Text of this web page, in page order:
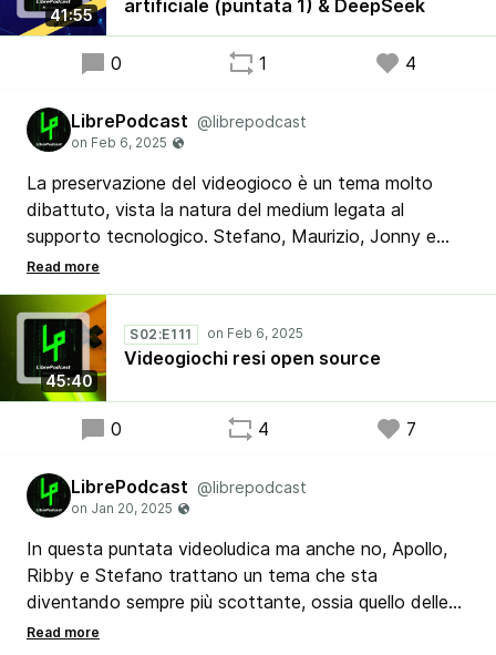
41:55
artificiale (puntata 1) & DeepSeek
0 1 4
LibrePodcast @librepodcast
La preservazione del videogioco è un tema molto
dibattuto, vista la natura del medium legata al
supporto tecnologico. Stefano, Maurizio, Jonny e
Ribby raccolgono alcuni titoli di videogiochi storici
resi open source e altri esempi di giochi nati già con
l'intento della libera distribuzione.
45:40
S02:E111
Videogiochi resi open source
0 4 7
LibrePodcast @librepodcast
In questa puntata videoludica ma anche no, Apollo,
Ribby e Stefano trattano un tema che sta
diventando sempre più scottante, ossia quello delle
case produttrici di videogames che stanno cercando